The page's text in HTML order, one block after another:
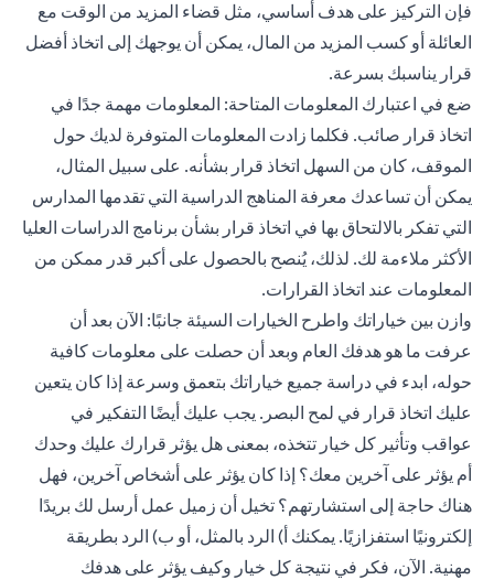
فإن التركيز على هدف أساسي، مثل قضاء المزيد من الوقت مع
العائلة أو كسب المزيد من المال، يمكن أن يوجهك إلى اتخاذ أفضل
قرار يناسبك بسرعة.
ضع في اعتبارك المعلومات المتاحة: المعلومات مهمة جدًا في
اتخاذ قرار صائب. فكلما زادت المعلومات المتوفرة لديك حول
الموقف، كان من السهل اتخاذ قرار بشأنه. على سبيل المثال،
يمكن أن تساعدك معرفة المناهج الدراسية التي تقدمها المدارس
التي تفكر بالالتحاق بها في اتخاذ قرار بشأن برنامج الدراسات العليا
الأكثر ملاءمة لك. لذلك، يُنصح بالحصول على أكبر قدر ممكن من
المعلومات عند اتخاذ القرارات.
وازن بين خياراتك واطرح الخيارات السيئة جانبًا: الآن بعد أن
عرفت ما هو هدفك العام وبعد أن حصلت على معلومات كافية
حوله، ابدء في دراسة جميع خياراتك بتعمق وسرعة إذا كان يتعين
عليك اتخاذ قرار في لمح البصر. يجب عليك أيضًا التفكير في
عواقب وتأثير كل خيار تتخذه، بمعنى هل يؤثر قرارك عليك وحدك
أم يؤثر على آخرين معك؟ إذا كان يؤثر على أشخاص آخرين، فهل
هناك حاجة إلى استشارتهم؟ تخيل أن زميل عمل أرسل لك بريدًا
إلكترونيًا استفزازيًا. يمكنك أ) الرد بالمثل، أو ب) الرد بطريقة
مهنية. الآن، فكر في نتيجة كل خيار وكيف يؤثر على هدفك